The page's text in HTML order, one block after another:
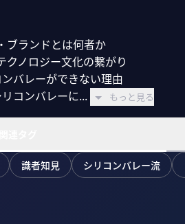
コンバレーに... もっと見る
識者知見 シリコンバレー流